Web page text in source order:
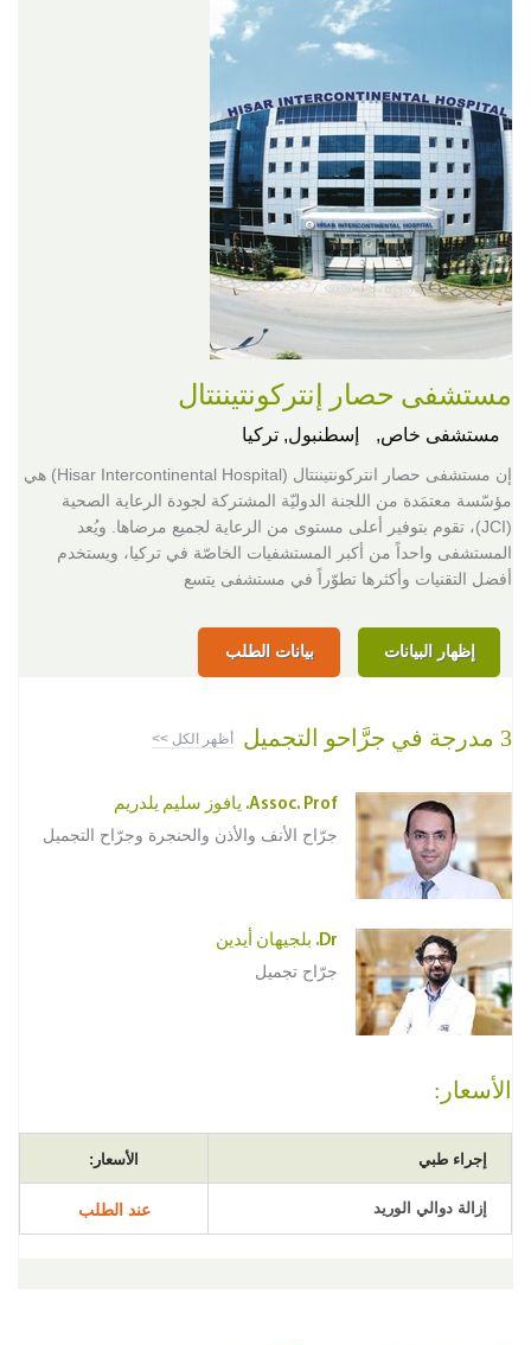
مستشفى حصار إنتركونتيننتال
مستشفى خاص, إسطنبول, تركيا
إن مستشفى حصار انتركونتيننتال (Hisar Intercontinental Hospital) هي
مؤسّسة معتمَدة من اللجنة الدوليّة المشتركة لجودة الرعاية الصحية
(JCI)، تقوم بتوفير أعلى مستوى من الرعاية لجميع مرضاها. ويُعد
المستشفى واحداً من أكبر المستشفيات الخاصّة في تركيا، ويستخدم
أفضل التقنيات وأكثرها تطوّراً في مستشفى يتسع
إظهار البيانات بيانات الطلب
3 مدرجة في جرَّاحو التجميل أظهر الكل >>
Assoc. Prof. يافوز سليم يلدريم
جرّاح الأنف والأذن والحنجرة وجرّاح التجميل
Dr. بلجيهان أيدين
جرّاح تجميل
الأسعار:
إجراء طبي الأسعار:
إزالة دوالي الوريد عند الطلب